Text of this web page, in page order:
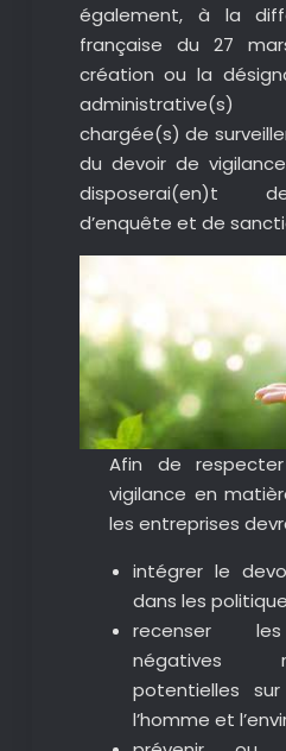
également, à la
française du 27
création ou la
chargée(s) de
du devoir de
disposerai(en)t
d’enquête et de
Afin de
vigilance en
les entreprises
intégrer le
dans les
recenser
négatives
potentielles
l’homme et